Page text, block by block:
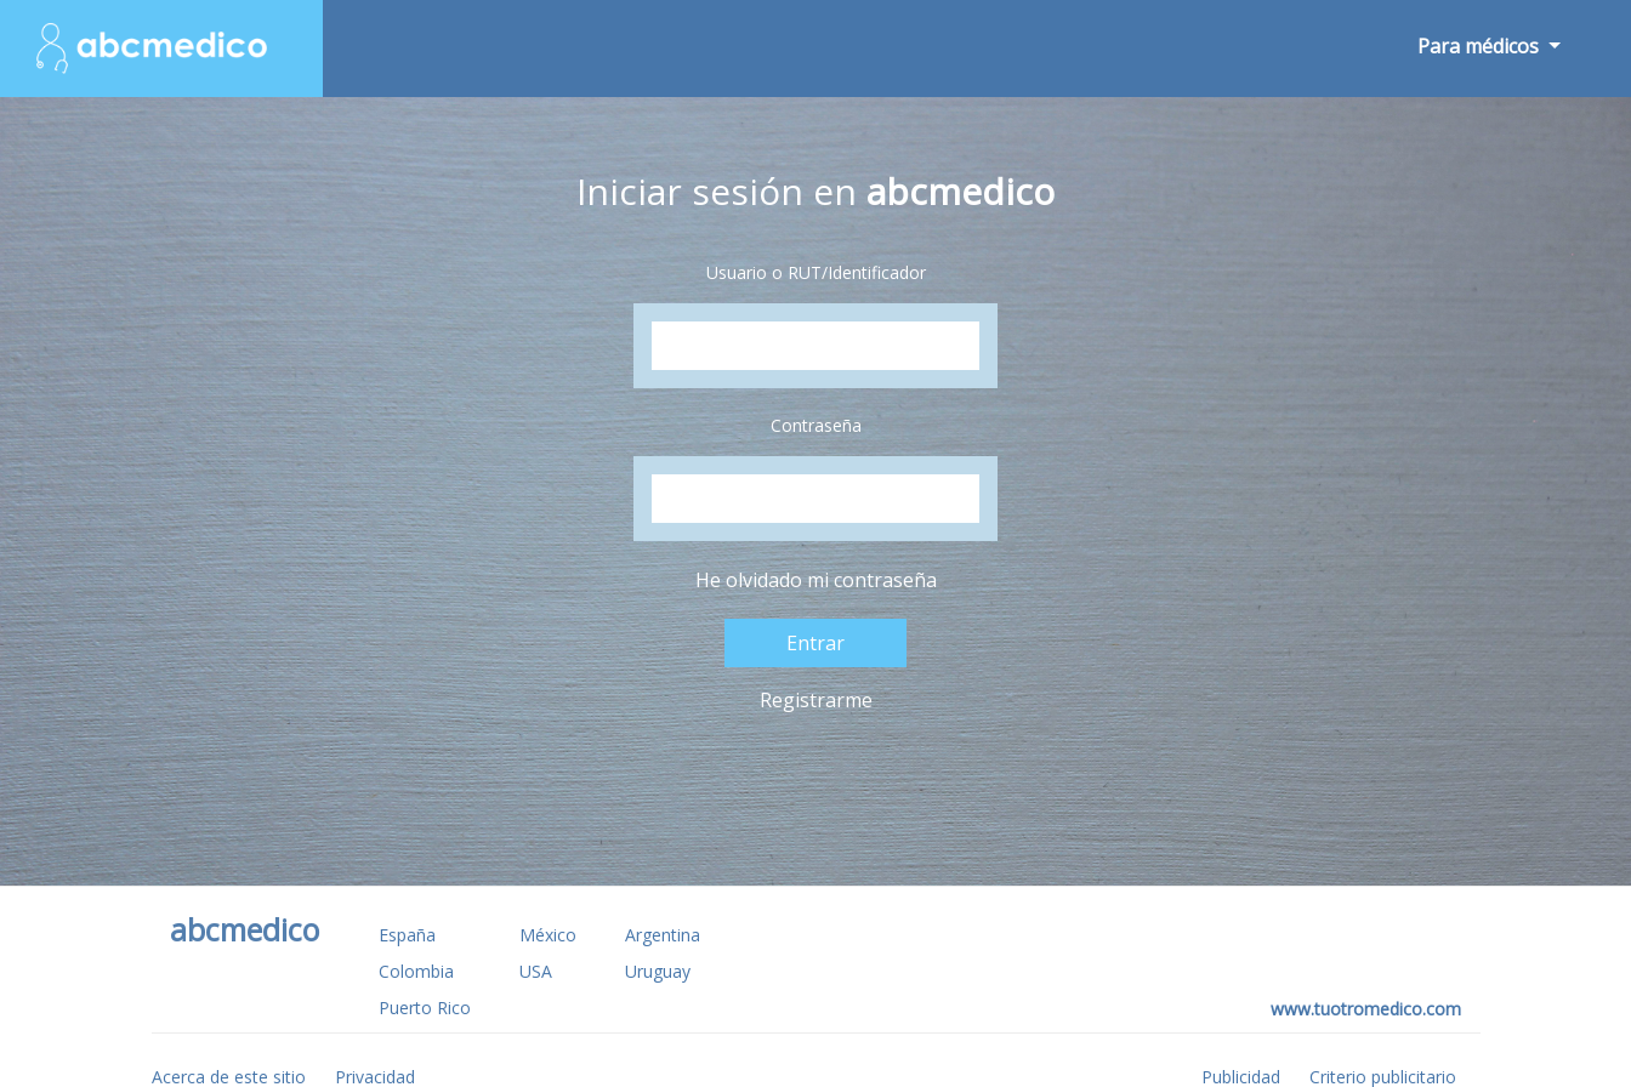
Para médicos
Iniciar sesión en abcmedico
Usuario o RUT/Identificador
Contraseña
He olvidado mi contraseña
Registrarme
abcmedico España México
Argentina
Colombia
USA
Uruguay
Puerto Rico
www.tuotromedico.com
Acerca de este sitio Privacidad Publicidad Criterio publicitario